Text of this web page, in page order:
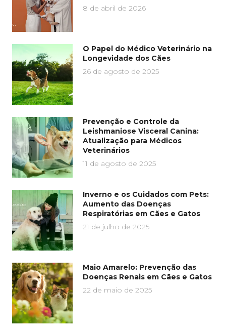
8 de abril de 2026
O Papel do Médico Veterinário na
Longevidade dos Cães
26 de agosto de 2025
Prevenção e Controle da
Leishmaniose Visceral Canina:
Atualização para Médicos
Veterinários
11 de agosto de 2025
Inverno e os Cuidados com Pets:
Aumento das Doenças
Respiratórias em Cães e Gatos
21 de julho de 2025
Maio Amarelo: Prevenção das
Doenças Renais em Cães e Gatos
22 de maio de 2025